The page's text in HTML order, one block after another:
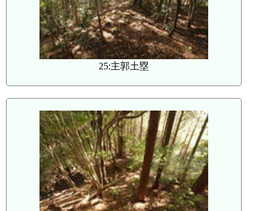
25:主郭土塁